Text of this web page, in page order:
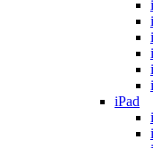
iPad